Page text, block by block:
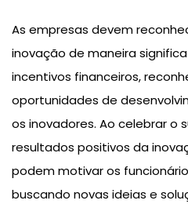
As empresas devem
inovação de maneira
incentivos financeiros,
oportunidades de
os inovadores. Ao celebrar o
resultados positivos da
podem motivar os
buscando novas ideias e